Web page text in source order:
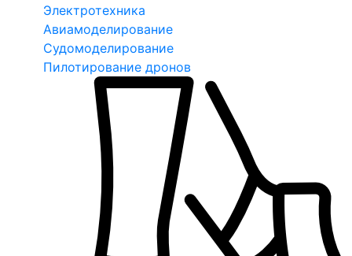
Электротехника
Авиамоделирование
Судомоделирование
Пилотирование дронов